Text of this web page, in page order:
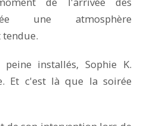
une atmosphère
installés, Sophie K.
Et c'est là que la soirée